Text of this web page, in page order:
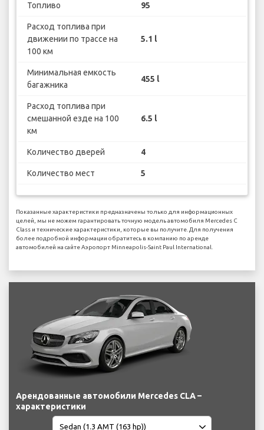
Топливо 95
Расход топлива при
движении по трассе на
100 км
5.1 l
Минимальная емкость
багажника
455 l
Расход топлива при
смешанной езде на 100
км
6.5 l
Количество дверей 4
Количество мест 5
Показанные характеристики предназначены только для информационных
целей, мы не можем гарантировать точную модель автомобиля Mercedes C
Class и технические характеристики, которые вы получите. Для получения
более подробной информации обратитесь в компанию по аренде
автомобилей на сайте Аэропорт Minneapolis-Saint Paul International.
Арендованные автомобили Mercedes CLA –
характеристики